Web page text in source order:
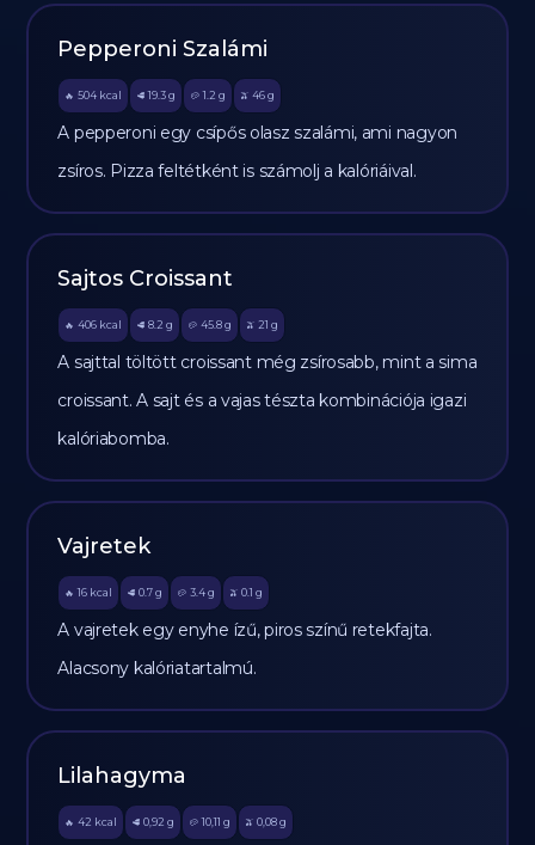
Pepperoni Szalámi
🔥 504 kcal 🥩 19.3 g 🥔 1.2 g 🫒 46 g
A pepperoni egy csípős olasz szalámi, ami nagyon
zsíros. Pizza feltétként is számolj a kalóriáival.
Sajtos Croissant
🔥 406 kcal 🥩 8.2 g 🥔 45.8g 🫒 21 g
A sajttal töltött croissant még zsírosabb, mint a sima
croissant. A sajt és a vajas tészta kombinációja igazi
kalóriabomba.
Vajretek
🔥 16 kcal 🥩 0.7 g 🥔 3.4g 🫒 0.1 g
A vajretek egy enyhe ízű, piros színű retekfajta.
Alacsony kalóriatartalmú.
Lilahagyma
🔥 42 kcal 🥩 0,92 g 🥔 10,11 g 🫒 0,08 g